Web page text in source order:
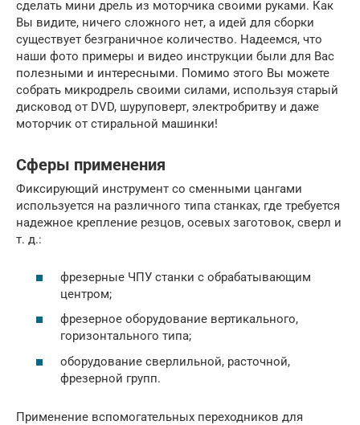
сделать мини дрель из моторчика своими руками. Как
Вы видите, ничего сложного нет, а идей для сборки
существует безграничное количество. Надеемся, что
наши фото примеры и видео инструкции были для Вас
полезными и интересными. Помимо этого Вы можете
собрать микродрель своими силами, используя старый
дисковод от DVD, шуруповерт, электробритву и даже
моторчик от стиральной машинки!
Сферы применения
Фиксирующий инструмент со сменными цангами
используется на различного типа станках, где требуется
надежное крепление резцов, осевых заготовок, сверл и
т. д.:
фрезерные ЧПУ станки с обрабатывающим
центром;
фрезерное оборудование вертикального,
горизонтального типа;
оборудование сверлильной, расточной,
фрезерной групп.
Применение вспомогательных переходников для